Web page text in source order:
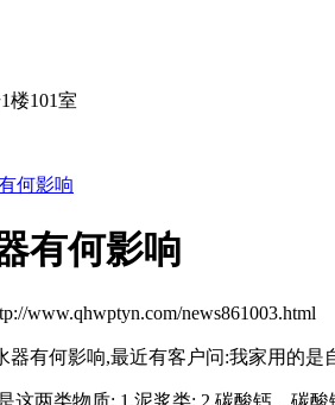
楼101室
何影响
有何影响
www.qhwptyn.com/news861003.html
有何影响,最近有客户问:我家用的是